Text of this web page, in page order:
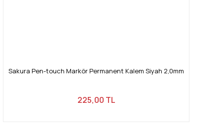
Sakura Pen-touch Markör Permanent Kalem Siyah 2,0mm
225,00 TL